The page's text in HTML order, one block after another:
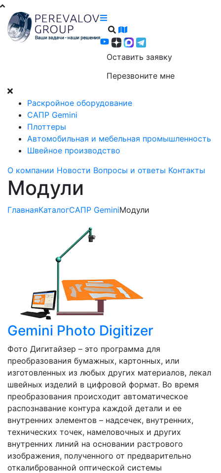
Оставить заявку
Перезвоните мне
Раскройное оборудование
САПР Gemini
Плоттеры
Автомобильная и мебельная промышленность
Швейное производство
О компании Новости Вопросы и ответы Контакты
Модули
ГлавнаяКаталогСАПР GeminiМодули
Gemini Photo Digitizer
Фото Дигитайзер – это программа для
преобразования бумажных, картонных, или
изготовленных из любых других материалов, лекал
швейных изделий в цифровой формат. Во время
преобразования происходит автоматическое
распознавание контура каждой детали и ее
внутренних элементов – надсечек, внутренних,
технических точек, намеловочных и других
внутренних линий на основании растрового
изображения, полученного от предварительно
откалиброванной оптической системы